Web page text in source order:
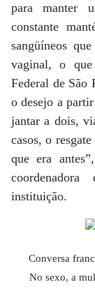
para manter
constante
sangüíneos
vaginal, o
Federal de São
o desejo a
jantar a dois,
casos, o
que era
instituição.
Conversa
No sexo, a